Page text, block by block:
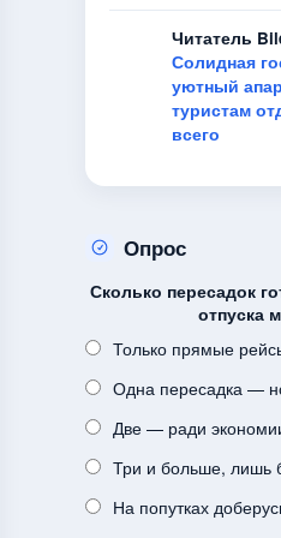
Читатель
Солидная
уютный
туристам
всего
Опрос
Сколько пересадок
отпуска
Только прямые
Одна пересадка —
Две — ради
Три и больше, лишь
На попутках